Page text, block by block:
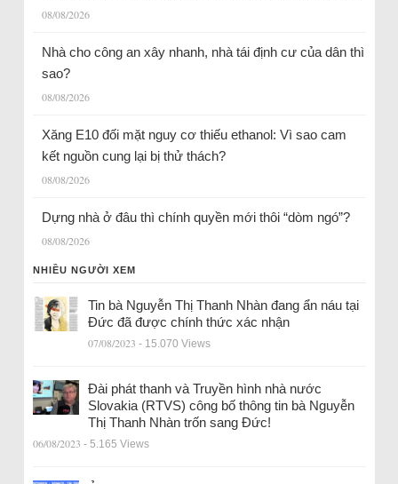
08/08/2026
Nhà cho công an xây nhanh, nhà tái định cư của dân thì
sao?
08/08/2026
Xăng E10 đối mặt nguy cơ thiếu ethanol: Vì sao cam
kết nguồn cung lại bị thử thách?
08/08/2026
Dựng nhà ở đâu thì chính quyền mới thôi “dòm ngó”?
08/08/2026
NHIỀU NGƯỜI XEM
Tin bà Nguyễn Thị Thanh Nhàn đang ẩn náu tại
Đức đã được chính thức xác nhận
07/08/2023 - 15.070 Views
Đài phát thanh và Truyền hình nhà nước
Slovakia (RTVS) công bố thông tin bà Nguyễn
Thị Thanh Nhàn trốn sang Đức!
06/08/2023 - 5.165 Views